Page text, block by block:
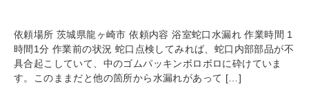
依頼場所 茨城県龍ヶ崎市 依頼内容 浴室蛇口水漏れ 作業時間 1
時間1分 作業前の状況 蛇口点検してみれば、蛇口内部部品が不
具合起こしていて、中のゴムパッキンボロボロに砕けていま
す。このままだと他の箇所から水漏れがあって […]